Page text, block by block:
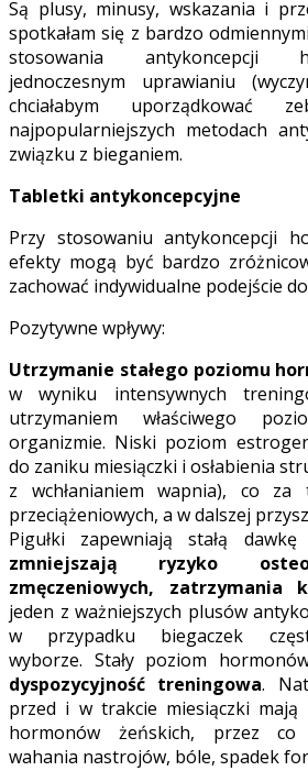
Są plusy, minusy, wskazania i
spotkałam się z bardzo
stosowania antykoncepcji
jednoczesnym uprawianiu
chciałabym uporządkować
najpopularniejszych metodach
związku z bieganiem.
Tabletki antykoncepcyjne
Przy stosowaniu antykoncepcji
efekty mogą być bardzo
zachować indywidualne podejście
Pozytywne wpływy:
Utrzymanie stałego poziomu
w wyniku intensywnych
utrzymaniem właściwego
organizmie. Niski poziom
do zaniku miesiączki i osłabienia
z wchłanianiem wapnia), co za
przeciążeniowych, a w dalszej
Pigułki zapewniają stałą
zmniejszają ryzyko
zmęczeniowych, zatrzymania
jeden z ważniejszych plusów
w przypadku biegaczek
wyborze. Stały poziom
dyspozycyjność treningowa.
przed i w trakcie miesiączki
hormonów żeńskich, przez
wahania nastrojów, bóle, spadek